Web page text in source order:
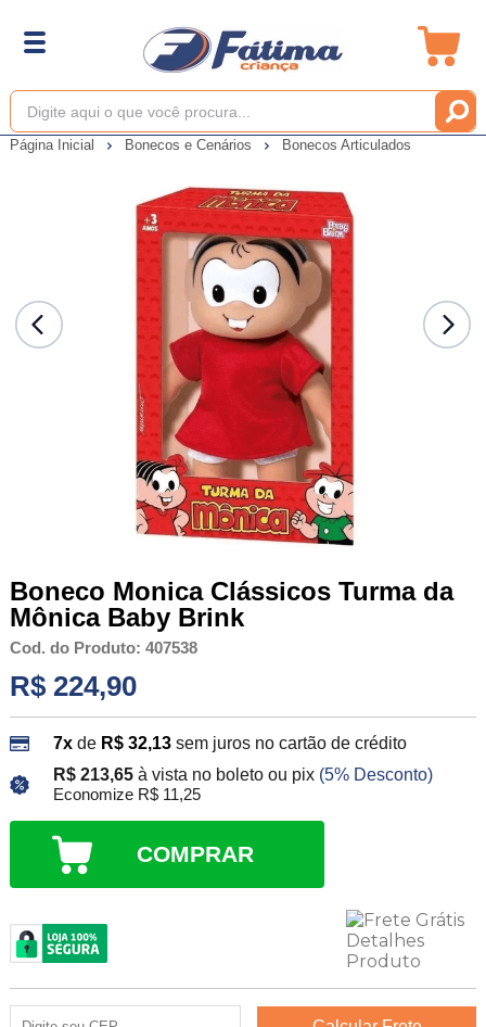
Página Inicial Bonecos e Cenários Bonecos Articulados
Boneco Monica Clássicos Turma da
Mônica Baby Brink
Cod. do Produto: 407538
R$ 224,90
7xde R$ 32,13 sem juros no cartão de crédito
R$ 213,65 à vista no boleto ou pix (5% Desconto)
Economize R$ 11,25
COMPRAR